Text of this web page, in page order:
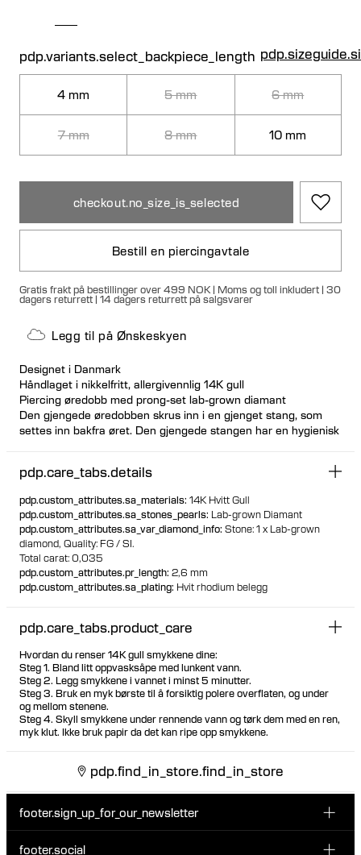
pdp.variants.select_backpiece_length
4 mm 5 mm 6 mm
7 mm 8 mm 10 mm
checkout.no_size_is_selected
Bestill en piercingavtale
Gratis frakt på bestillinger over 499 NOK | Moms og toll inkludert | 30
dagers returrett | 14 dagers returrett på salgsvarer
Legg til på Ønskeskyen
Designet i Danmark
Håndlaget i nikkelfritt, allergivennlig 14K gull
Piercing øredobb med prong-set lab-grown diamant
Den gjengede øredobben skrus inn i en gjenget stang, som
settes inn bakfra øret. Den gjengede stangen har en hygienisk
inn
100% resirkulert gull
pdp.care_tabs.details
pdp.custom_attributes.sa_materials: 14K Hvitt Gull
pdp.custom_attributes.sa_stones_pearls: Lab-grown Diamant
pdp.custom_attributes.sa_var_diamond_info: Stone: 1 x Lab-grown
diamond, Quality: FG / SI.
Total carat: 0,035
pdp.custom_attributes.pr_length: 2,6 mm
pdp.custom_attributes.sa_plating: Hvit rhodium belegg
pdp.care_tabs.product_care
Hvordan du renser 14K gull smykkene dine:
Steg 1. Bland litt oppvasksåpe med lunkent vann.
Steg 2. Legg smykkene i vannet i minst 5 minutter.
Steg 3. Bruk en myk børste til å forsiktig polere overflaten, og under
og mellom stenene.
Steg 4. Skyll smykkene under rennende vann og tørk dem med en ren,
myk klut. Ikke bruk papir da det kan ripe opp smykkene.
pdp.find_in_store.find_in_store
footer.sign_up_for_our_newsletter
footer.social